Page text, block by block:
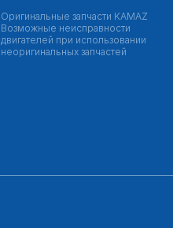
Оригинальные запчасти КAMAZ
Возможные неисправности
двигателей при использовании
неоригинальных запчастей